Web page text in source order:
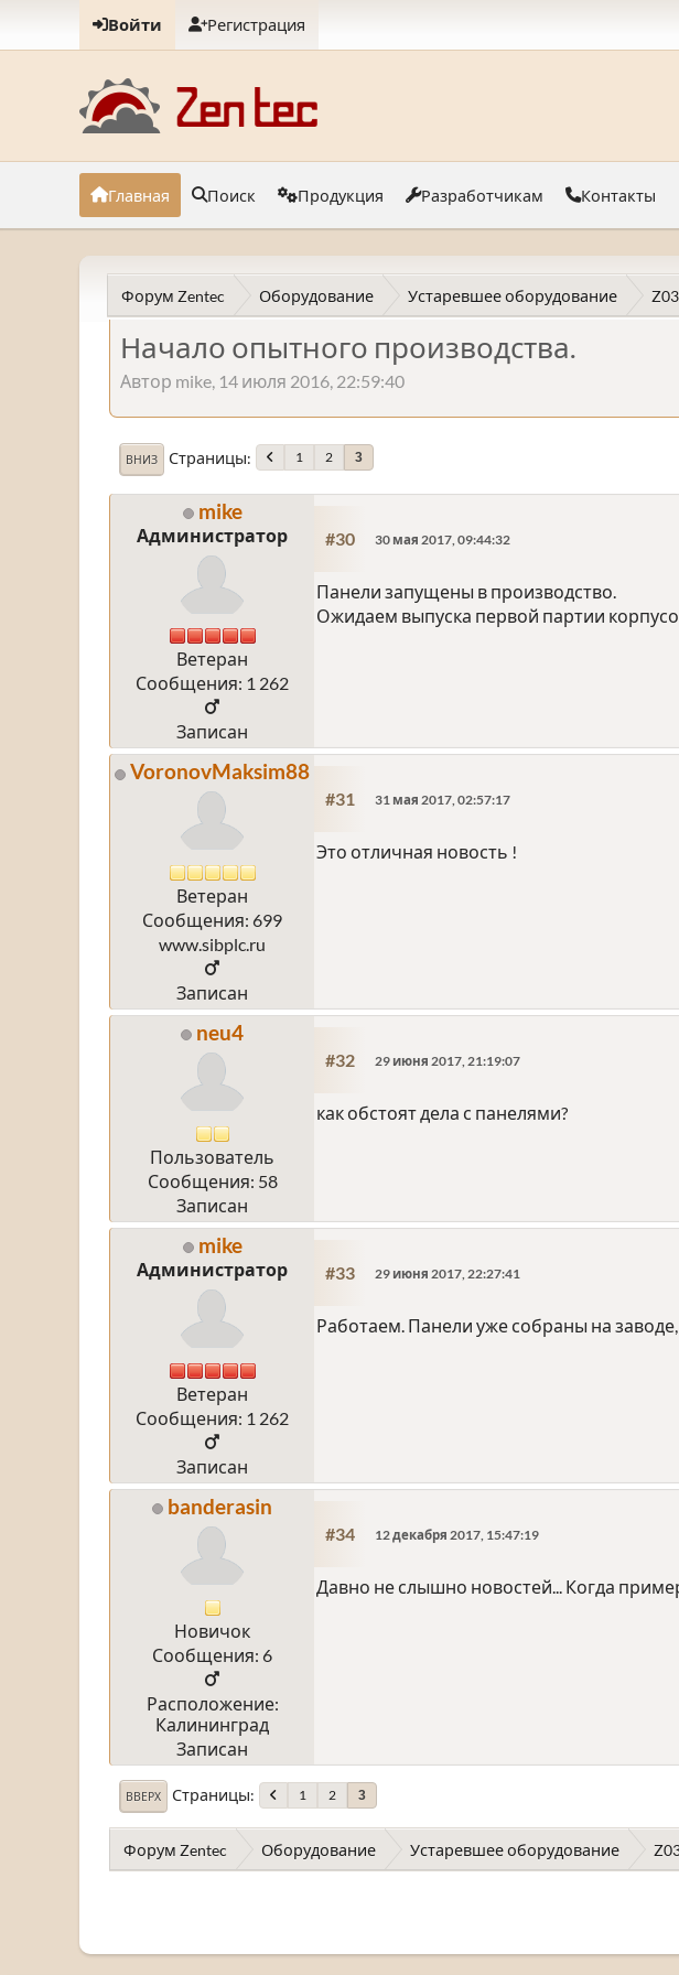
Войти Регистрация
Главная Поиск Продукция Разработчикам Контакты
Форум Zentec Оборудование Устаревшее оборудование
Начало опытного производства.
Автор mike, 14 июля 2016, 22:59:40
ВНИЗ Страницы 1 2 3
mike
Администратор
Ветеран
Сообщения: 1 262
Записан
#30 30 мая 2017, 09:44:32
Панели запущены в производство.
Ожидаем выпуска первой партии
VoronovMaksim88
Ветеран
Сообщения: 699
www.sibplc.ru
Записан
#31 31 мая 2017, 02:57:17
Это отличная новость !
neu4
Пользователь
Сообщения: 58
Записан
#32 29 июня 2017, 21:19:07
как обстоят дела с панелями?
mike
Администратор
Ветеран
Сообщения: 1 262
Записан
#33 29 июня 2017, 22:27:41
Работаем. Панели уже собраны на
banderasin
Новичок
Сообщения: 6
Расположение:
Калининград
Записан
#34 12 декабря 2017, 15:47:19
Давно не слышно новостей... Когда
ВВЕРХ Страницы 1 2 3
Форум Zentec Оборудование Устаревшее оборудование